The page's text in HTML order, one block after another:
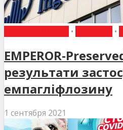
• •
EMPEROR-
результати
емпагліфлозину
1 сентября 2021